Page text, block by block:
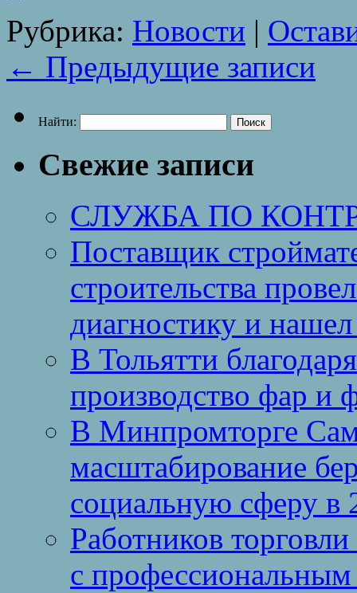
Рубрика: Новости |
← Предыдущие записи
Найти:
Свежие записи
СЛУЖБА ПО
Поставщик
строительства
диагностику и
В Тольятти
производство фар и
В Минпромторге
масштабирование
социальную сферу в
Работников
с